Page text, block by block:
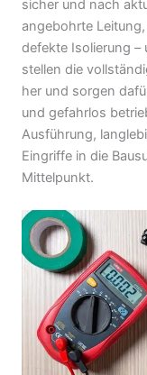
sicher und nach
angebohrte
defekte Isolierung –
stellen die
her und sorgen
und gefahrlos
Ausführung,
Eingriffe in die
Mittelpunkt.